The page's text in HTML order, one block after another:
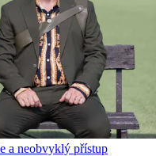
a neobvyklý přístup